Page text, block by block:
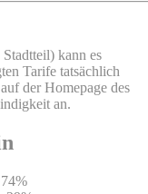
kann es
Tarife tatsächlich
der Homepage des
an.